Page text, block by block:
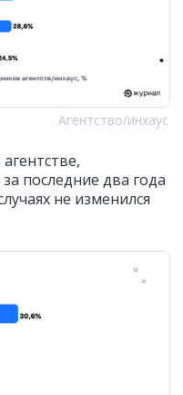
Агентство/инхаус
последние два года
не изменился